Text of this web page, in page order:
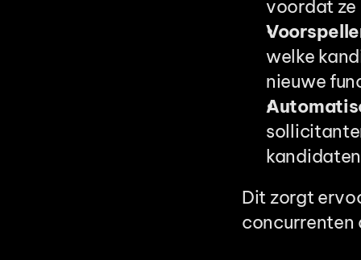
voordat ze
welke
nieuwe
Dit zorgt
concurrenten